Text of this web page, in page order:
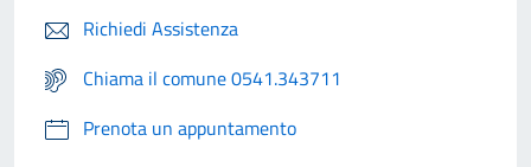
Richiedi Assistenza
Chiama il comune 0541.343711
Prenota un appuntamento